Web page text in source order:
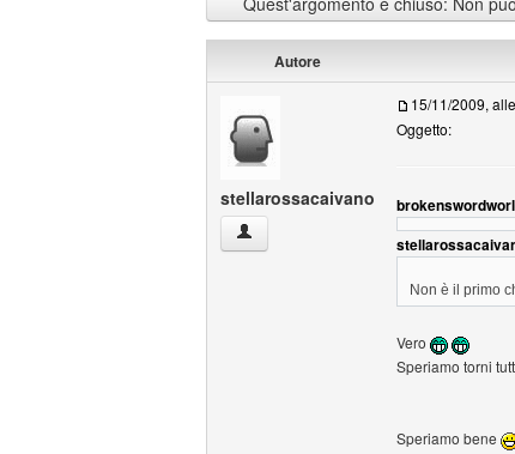
Autore
stellarossacaivano
stellarossacaivano Profilo
15/11/2009,
Oggetto:
Non è il primo
Vero
Speriamo torni
Speriamo bene